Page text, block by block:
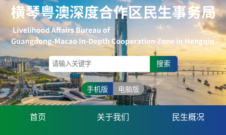
搜索
手机版 电脑版
首页 关于我们 民生概况